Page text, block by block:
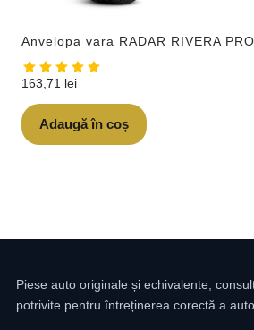
Anvelopa vara RADAR RIVERA
163,71 lei
Adaugă în coș
Piese auto originale și echivalente,
potrivite pentru întreținerea corectă a